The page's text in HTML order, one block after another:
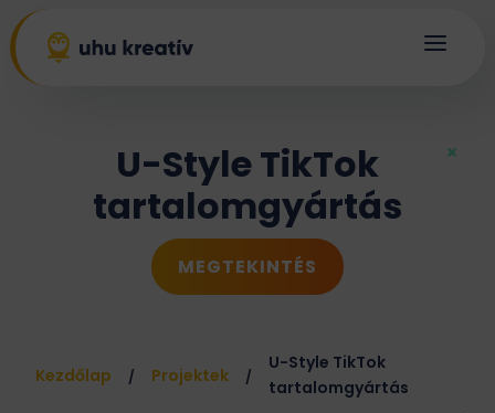
a
U-Style TikTok
tartalomgyártás
MEGTEKINTÉS
Kezdőlap / Projektek /
U-Style TikTok
tartalomgyártás